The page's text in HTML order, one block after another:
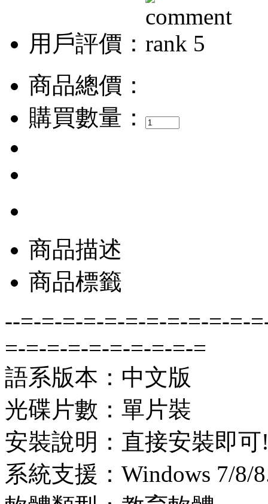
用戶評價：
商品總價：
購買數量：
商品描述
商品標籤
--=-=-=-=-=-=-=-=-=-=-=-
=-=-=-=-=-=-=-=-=-=
語系版本：中文版
光碟片數：單片裝
安裝說明：直接安裝即可
系統支援：Windows 7/8/